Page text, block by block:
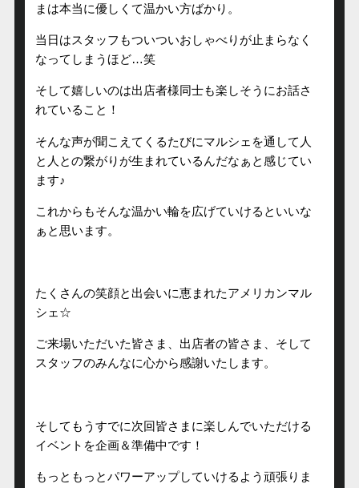
まは本当に優しくて温かい方ばかり。
当日はスタッフもついついおしゃべりが止まらなく
なってしまうほど…笑
そして嬉しいのは出店者様同士も楽しそうにお話さ
れていること！
そんな声が聞こえてくるたびにマルシェを通して人
と人との繋がりが生まれているんだなぁと感じてい
ます♪
これからもそんな温かい輪を広げていけるといいな
ぁと思います。
たくさんの笑顔と出会いに恵まれたアメリカンマル
シェ☆
ご来場いただいた皆さま、出店者の皆さま、そして
スタッフのみんなに心から感謝いたします。
そしてもうすでに次回皆さまに楽しんでいただける
イベントを企画＆準備中です！
もっともっとパワーアップしていけるよう頑張りま